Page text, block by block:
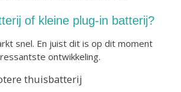
of kleine plug-in batterij?
snel. En juist dit is op dit moment
ontwikkeling.
thuisbatterij